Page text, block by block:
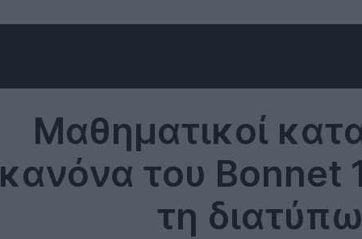
Μαθηματικοί
κανόνα του Bonnet
τη